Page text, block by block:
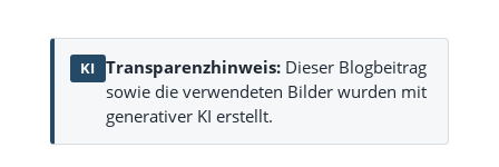
KI Transparenzhinweis:Dieser Blogbeitrag
sowie die verwendeten Bilder wurden mit
generativer KI erstellt.